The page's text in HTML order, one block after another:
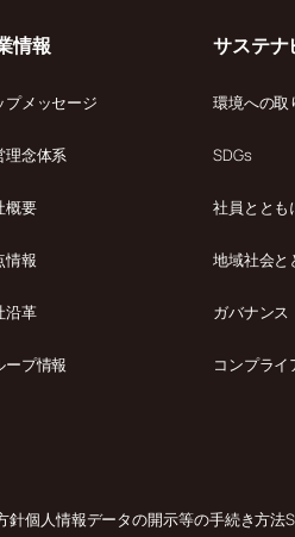
情報
プメッセージ
理念体系
概要
情報
沿革
ープ情報
サステナ
環境への取
SDGs
社員ととも
地域社会と
ガバナンス
コンプライ
針個人情報データの開示等の手続き方法